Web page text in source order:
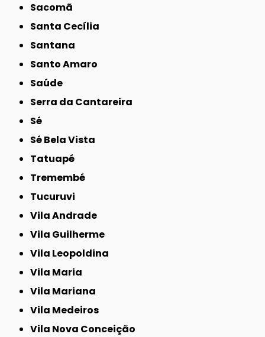
Sacomã
Santa Cecília
Santana
Santo Amaro
Saúde
Serra da Cantareira
Sé
Sé Bela Vista
Tatuapé
Tremembé
Tucuruvi
Vila Andrade
Vila Guilherme
Vila Leopoldina
Vila Maria
Vila Mariana
Vila Medeiros
Vila Nova Conceição